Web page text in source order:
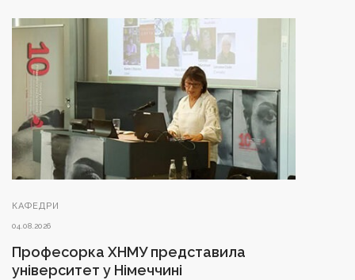
КАФЕДРИ
04.08.2026
Професорка ХНМУ представила
університет у Німеччині